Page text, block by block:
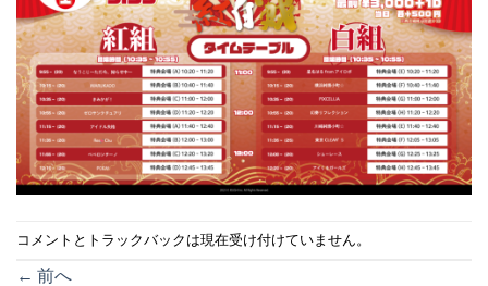
コメントとトラックバックは現在受け付けていません。
← 前へ